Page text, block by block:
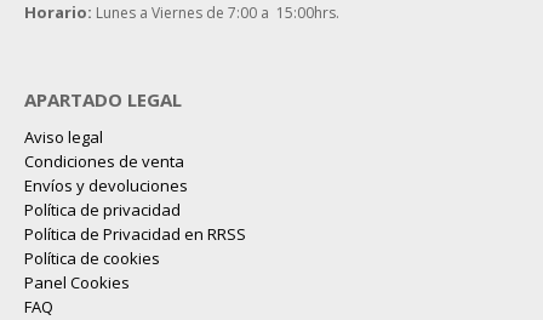
Horario: Lunes a Viernes de 7:00 a 15:00hrs.
APARTADO LEGAL
Aviso legal
Condiciones de venta
Envíos y devoluciones
Política de privacidad
Política de Privacidad en RRSS
Política de cookies
Panel Cookies
FAQ